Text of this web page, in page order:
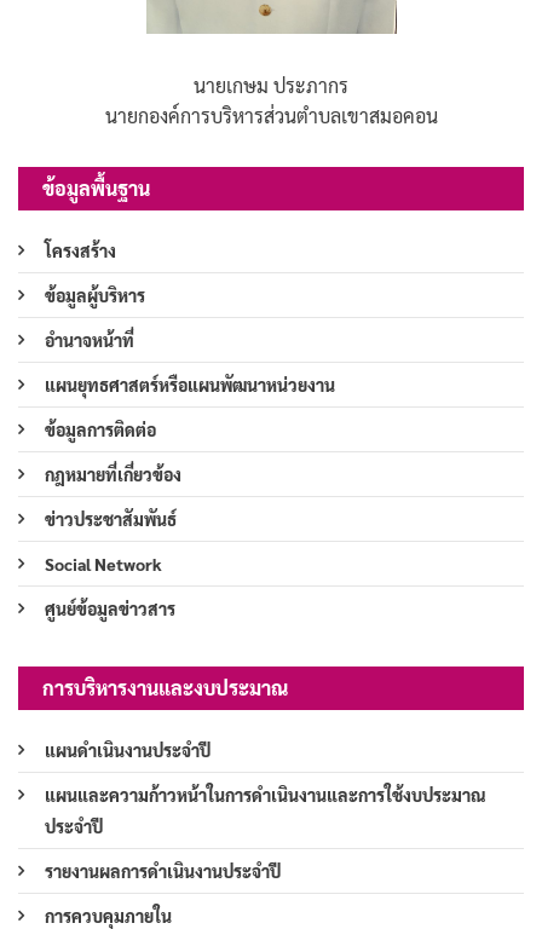
นายเกษม ประภากร
นายกองค์การบริหารส่วนตำบลเขาสมอคอน
ข้อมูลพื้นฐาน
โครงสร้าง
ข้อมูลผู้บริหาร
อำนาจหน้าที่
แผนยุทธศาสตร์หรือแผนพัฒนาหน่วยงาน
ข้อมูลการติดต่อ
กฎหมายที่เกี่ยวข้อง
ข่าวประชาสัมพันธ์
Social Network
ศูนย์ข้อมูลข่าวสาร
การบริหารงานและงบประมาณ
แผนดำเนินงานประจำปี
แผนและความก้าวหน้าในการดำเนินงานและการใช้งบประมาณ
ประจำปี
รายงานผลการดำเนินงานประจำปี
การควบคุมภายใน